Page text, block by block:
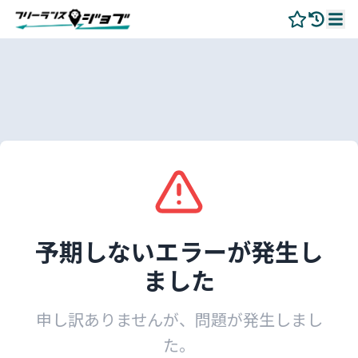
予期しないエラーが発生し
ました
申し訳ありませんが、問題が発生しまし
た。